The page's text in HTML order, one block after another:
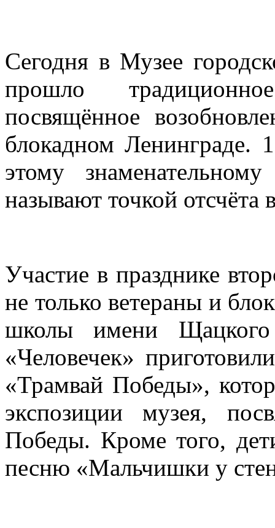
Сегодня в Музее
прошло
посвящённое
блокадном Ленинграде.
этому
называют точкой отсчёта
Участие в празднике
не только ветераны и
школы имени
«Человечек»
«Трамвай Победы»,
экспозиции музея,
Победы. Кроме того,
песню «Мальчишки у